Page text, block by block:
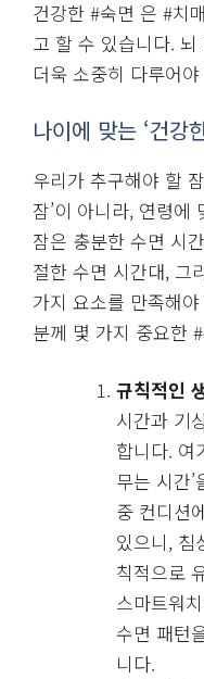
건강한 #숙면 은 #치
고 할 수 있습니다.
더욱 소중히 다루어
나이에 맞는 ‘건강
우리가 추구해야 할
잠’이 아니라, 연령에
잠은 충분한 수면 시
절한 수면 시간대, 그
가지 요소를 만족해
분께 몇 가지 중요한
규칙적인
시간과 기
합니다. 여
무는 시간
중 컨디션
있으니, 침
칙적으로
스마트워
수면 패턴
니다.